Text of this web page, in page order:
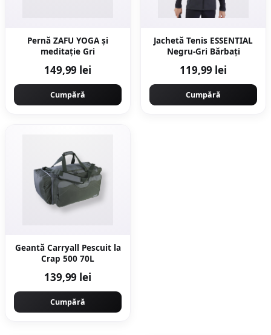
Pernă ZAFU YOGA și
meditație Gri
149,99 lei
Cumpără
Jachetă Tenis ESSENTIAL
Negru-Gri Bărbaţi
119,99 lei
Cumpără
Geantă Carryall Pescuit la
Crap 500 70L
139,99 lei
Cumpără